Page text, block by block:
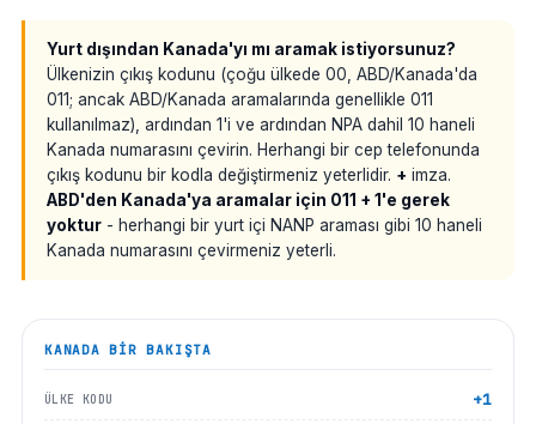
Yurt dışından Kanada'yı mı aramak istiyorsunuz?
Ülkenizin çıkış kodunu (çoğu ülkede 00, ABD/Kanada'da
011; ancak ABD/Kanada aramalarında genellikle 011
kullanılmaz), ardından 1'i ve ardından NPA dahil 10 haneli
Kanada numarasını çevirin. Herhangi bir cep telefonunda
çıkış kodunu bir kodla değiştirmeniz yeterlidir. + imza.
ABD'den Kanada'ya aramalar için 011 + 1'e gerek
yoktur - herhangi bir yurt içi NANP araması gibi 10 haneli
Kanada numarasını çevirmeniz yeterli.
KANADA BIR BAKIŞTA
ÜLKE KODU +1